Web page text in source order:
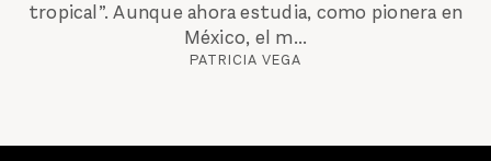
tropical”. Aunque ahora estudia, como pionera en
México, el m...
PATRICIA VEGA